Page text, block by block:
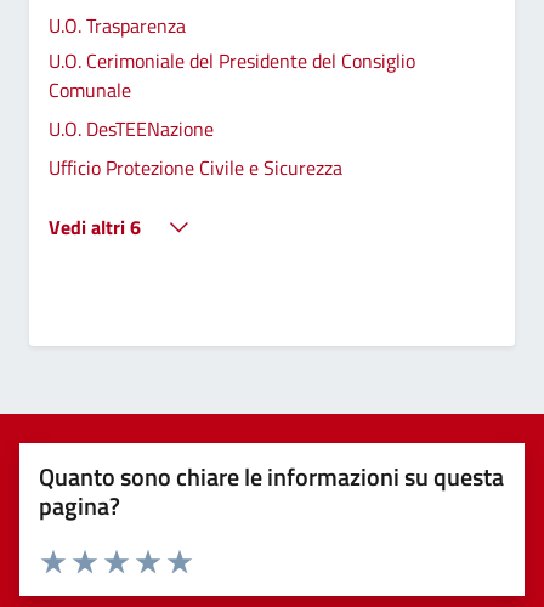
U.O. Trasparenza
U.O. Cerimoniale del Presidente del Consiglio
Comunale
U.O. DesTEENazione
Ufficio Protezione Civile e Sicurezza
Vedi altri 6
Quanto sono chiare le informazioni su questa
pagina?
Valuta 5 stelle su 5
Valuta 4 stelle su 5
Valuta 3 stelle su 5
Valuta 2 stelle su 5
Valuta 1 stelle su 5